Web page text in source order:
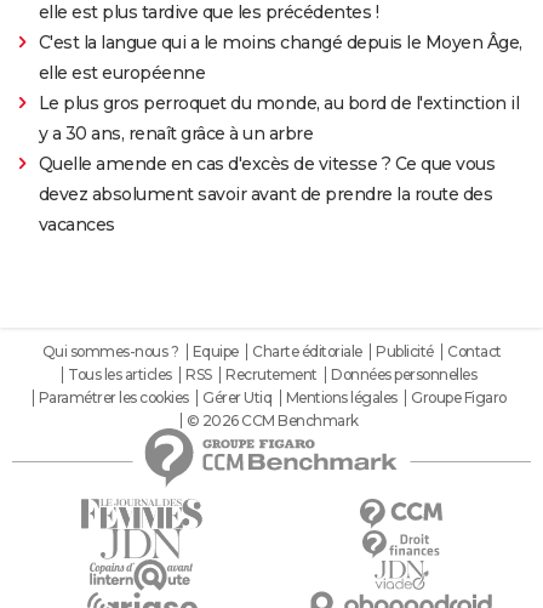
elle est plus tardive que les précédentes !
C'est la langue qui a le moins changé depuis le Moyen Âge,
elle est européenne
Le plus gros perroquet du monde, au bord de l'extinction il
y a 30 ans, renaît grâce à un arbre
Quelle amende en cas d'excès de vitesse ? Ce que vous
devez absolument savoir avant de prendre la route des
vacances
Qui sommes-nous ? Equipe Charte éditoriale Publicité
Contact
Tous les articles
RSS Recrutement
Données personnelles
Paramétrer les cookies
Gérer Utiq Mentions légales
Groupe Figaro
© 2026 CCM Benchmark